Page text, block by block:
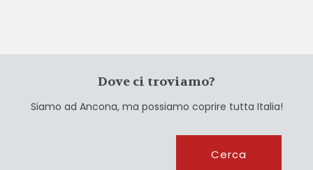
Dove ci troviamo?
Siamo ad Ancona, ma possiamo coprire tutta Italia!
Cerca